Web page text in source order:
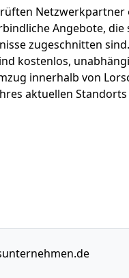
Netzwerkpartner
Angebote, die
zugeschnitten
kostenlos,
innerhalb von
aktuellen Standorts